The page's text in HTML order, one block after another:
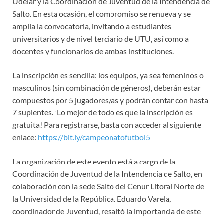
Salto. En esta ocasión, el compromiso se renueva y se
amplía la convocatoria, invitando a estudiantes
universitarios y de nivel terciario de UTU, así como a
docentes y funcionarios de ambas instituciones.
La inscripción es sencilla: los equipos, ya sea femeninos o
masculinos (sin combinación de géneros), deberán estar
compuestos por 5 jugadores/as y podrán contar con hasta
7 suplentes. ¡Lo mejor de todo es que la inscripción es
gratuita! Para registrarse, basta con acceder al siguiente
enlace: https://bit.ly/campeonatofutbol5
La organización de este evento está a cargo de la
Coordinación de Juventud de la Intendencia de Salto, en
colaboración con la sede Salto del Cenur Litoral Norte de
la Universidad de la República. Eduardo Varela,
coordinador de Juventud, resaltó la importancia de este